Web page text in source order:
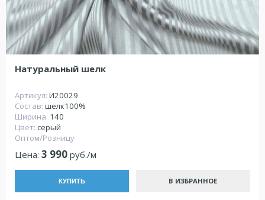
Натуральный шелк
Артикул: И20029
Состав: шелк100%
Ширина: 140
Цвет: серый
Оптом/Розницу
Цена: 3 990 руб./м
КУПИТЬ В ИЗБРАННОЕ